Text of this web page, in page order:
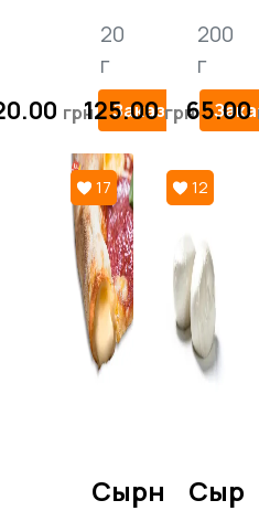
20
г
Заказать
200
г
125.00 65.00
17
Сырные
12
Сыр